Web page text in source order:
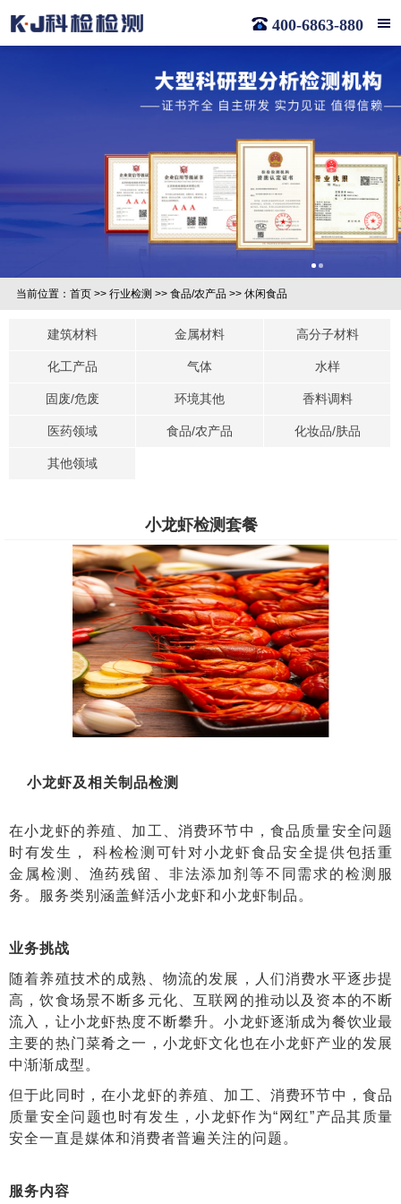
400-6863-880
当前位置： 首页>> 行业检测 >> 食品/农产品>> 休闲食品
建筑材料 金属材料 高分子材料
化工产品 气体 水样
固废/危废 环境其他 香料调料
医药领域 食品/农产品 化妆品/肤品
其他领域
小龙虾检测套餐
小龙虾及相关制品检测
在小龙虾的养殖、加工、消费环节中，食品质量安全问题
时有发生， 科检检测可针对小龙虾食品安全提供包括重
金属检测、渔药残留、非法添加剂等不同需求的检测服
务。服务类别涵盖鲜活小龙虾和小龙虾制品。
业务挑战
随着养殖技术的成熟、物流的发展，人们消费水平逐步提
高，饮食场景不断多元化、互联网的推动以及资本的不断
流入，让小龙虾热度不断攀升。小龙虾逐渐成为餐饮业最
主要的热门菜肴之一，小龙虾文化也在小龙虾产业的发展
中渐渐成型。
但于此同时，在小龙虾的养殖、加工、消费环节中，食品
质量安全问题也时有发生，小龙虾作为“网红”产品其质量
安全一直是媒体和消费者普遍关注的问题。
服务内容